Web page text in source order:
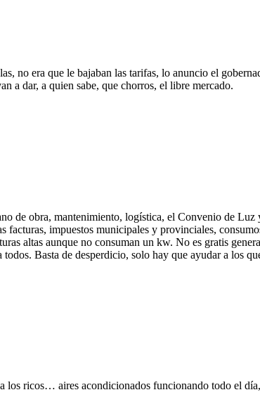
no era que le bajaban las tarifas, lo anuncio el
a dar, a quien sabe, que chorros, el libre mercado.
de obra, mantenimiento, logística, el Convenio de Luz
facturas, impuestos municipales y provinciales,
altas aunque no consuman un kw. No es gratis
Basta de desperdicio, solo hay que ayudar a los
los ricos… aires acondicionados funcionando todo el día,